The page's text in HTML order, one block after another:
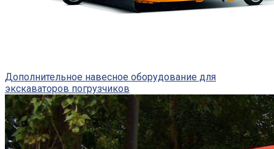
Дополнительное навесное оборудование для
экскаваторов погрузчиков